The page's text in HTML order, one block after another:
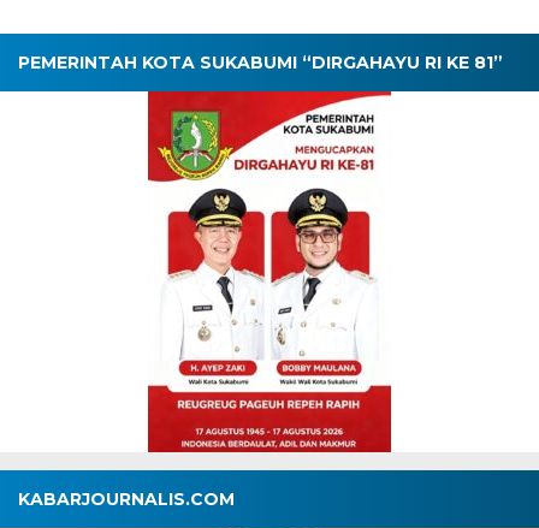
PEMERINTAH KOTA SUKABUMI “DIRGAHAYU RI KE 81”
KABARJOURNALIS.COM